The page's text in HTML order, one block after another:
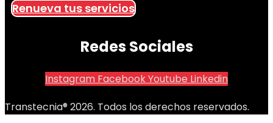
Renueva tus servicios
Redes Sociales
Instagram FacebookYoutube Linkedin
Transtecnia® 2026. Todos los derechos reservados.